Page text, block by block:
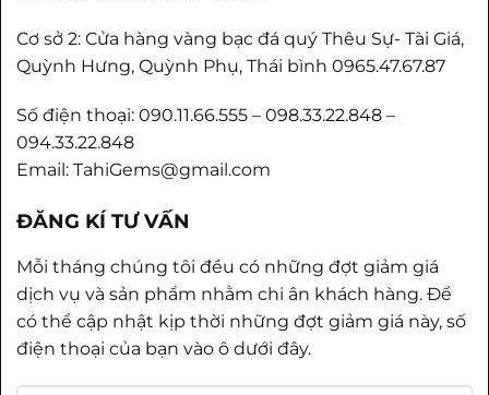
Cơ sở 2: Cửa hàng vàng bạc đá quý Thêu Sự- Tài Giá,
Quỳnh Hưng, Quỳnh Phụ, Thái bình 0965.47.67.87
Số điện thoại: 090.11.66.555 – 098.33.22.848 –
094.33.22.848
Email: TahiGems@gmail.com
ĐĂNG KÍ TƯ VẤN
Mỗi tháng chúng tôi đều có những đợt giảm giá
dịch vụ và sản phẩm nhằm chi ân khách hàng. Để
có thể cập nhật kịp thời những đợt giảm giá này, số
điện thoại của bạn vào ô dưới đây.